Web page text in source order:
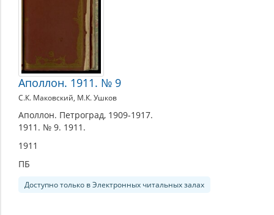
Аполлон. 1911. № 9
С.К. Маковский, М.К. Ушков
Аполлон. Петроград, 1909-1917.
1911. № 9. 1911.
1911
ПБ
Доступно только в Электронных читальных залах